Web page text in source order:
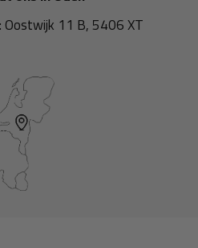
Oostwijk 11 B, 5406 XT